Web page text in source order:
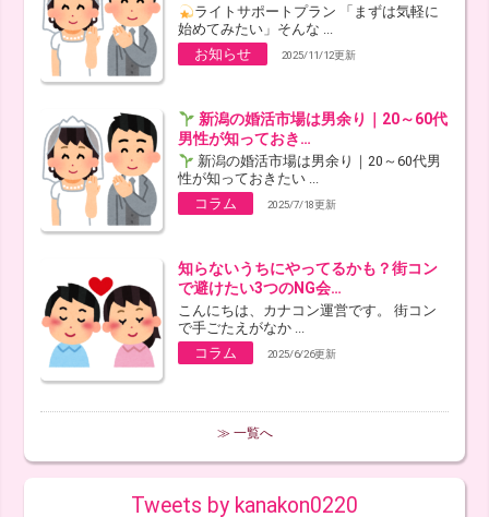
ライトサポートプラン 「まずは気軽に
始めてみたい」そんな ...
お知らせ
2025/11/12更新
新潟の婚活市場は男余り｜20～60代
男性が知っておき…
新潟の婚活市場は男余り｜20～60代男
性が知っておきたい ...
コラム
2025/7/18更新
知らないうちにやってるかも？街コン
で避けたい3つのNG会…
こんにちは、カナコン運営です。 街コン
で手ごたえがなか ...
コラム
2025/6/26更新
≫ 一覧へ
Tweets by kanakon0220